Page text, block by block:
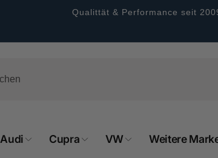
Qualittät & Performance seit
Audi Cupra VW Weitere